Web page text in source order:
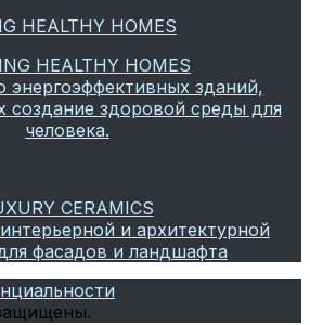
HEALTHY HOMES
энергоэффективных зданий,
создание здоровой среды для
человека.
CERAMICS
и архитектурной
фасадов и ландшафта